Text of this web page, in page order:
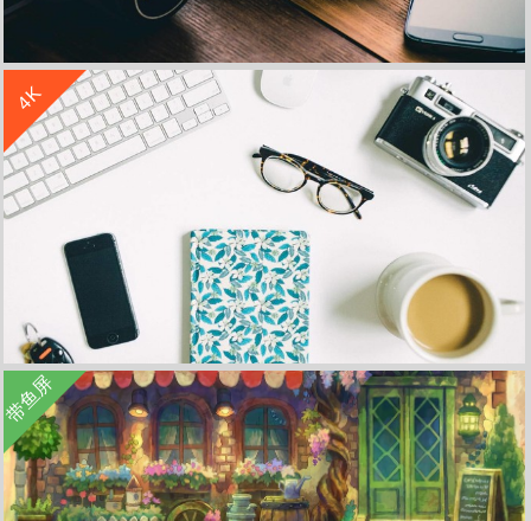
小清新静物写真咖啡相机4k壁纸
4K
小清新静物写真相机眼镜咖啡4k壁纸
立 即 下 载
收 藏
带鱼屏
立 即 下 载